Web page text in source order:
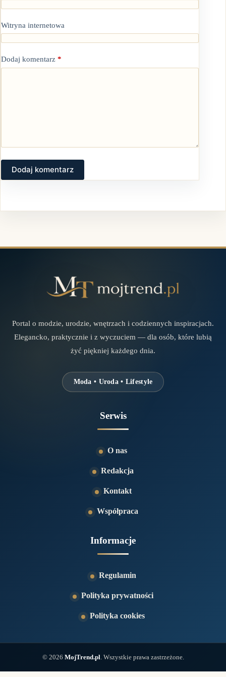
Witryna internetowa
Dodaj komentarz *
Dodaj komentarz
Portal o modzie, urodzie, wnętrzach i codziennych inspiracjach.
Elegancko, praktycznie i z wyczuciem — dla osób, które lubią
żyć piękniej każdego dnia.
Moda • Uroda • Lifestyle
Serwis
O nas
Redakcja
Kontakt
Współpraca
Informacje
Regulamin
Polityka prywatności
Polityka cookies
© 2026 MojTrend.pl. Wszystkie prawa zastrzeżone.